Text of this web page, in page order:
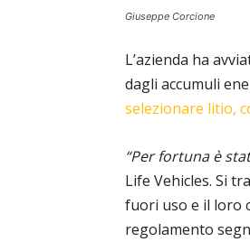
Giuseppe Corcione
L’azienda ha
dagli accumuli
selezionare litio,
“Per fortuna è
Life Vehicles. Si
fuori uso e il loro
regolamento